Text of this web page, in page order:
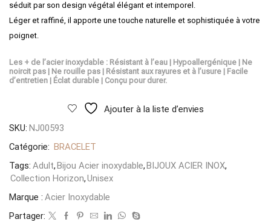
séduit par son design végétal élégant et intemporel.
Léger et raffiné, il apporte une touche naturelle et sophistiquée à votre
poignet.
Les + de l’acier inoxydable : Résistant à l’eau | Hypoallergénique | Ne
noircit pas | Ne rouille pas | Résistant aux rayures et à l’usure | Facile
d’entretien | Éclat durable | Conçu pour durer.
Ajouter à la liste d’envies
SKU: NJ00593
Catégorie: BRACELET
Tags: Adult,Bijou Acier inoxydable,BIJOUX ACIER INOX,
Collection Horizon,Unisex
Marque : Acier Inoxydable
Partager: